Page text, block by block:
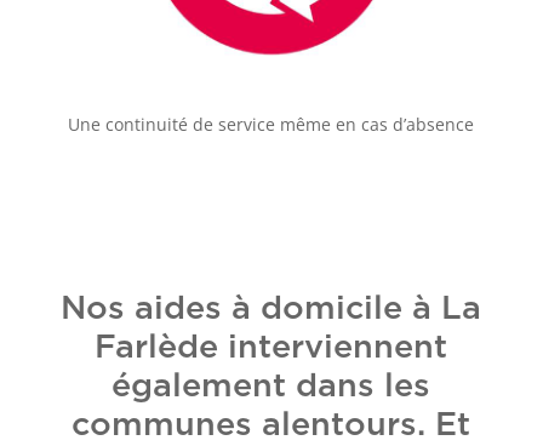
Une continuité de service même en cas d’absence
Nos aides à domicile à La
Farlède interviennent
également dans les
communes alentours. Et